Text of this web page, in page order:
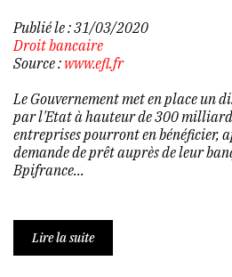
Publié le :31/03/2020
Droit bancaire
Source : www.efl.fr
Le Gouvernement met en place un
par l'Etat à hauteur de 300
entreprises pourront en bénéficier,
demande de prêt auprès de leur
Bpifrance...
Lire la suite